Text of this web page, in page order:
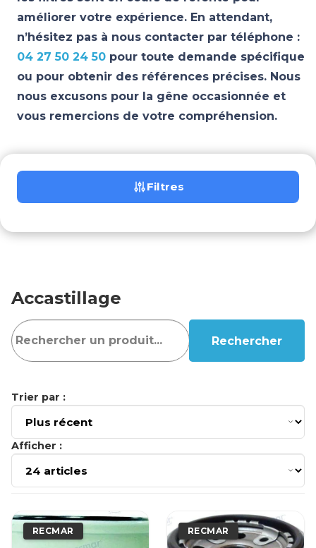
améliorer votre expérience. En attendant,
n’hésitez pas à nous contacter par téléphone :
04 27 50 24 50 pour toute demande spécifique
ou pour obtenir des références précises. Nous
nous excusons pour la gêne occasionnée et
vous remercions de votre compréhension.
Filtres
Accastillage
Rechercher
Trier par :
Afficher :
RECMAR RECMAR